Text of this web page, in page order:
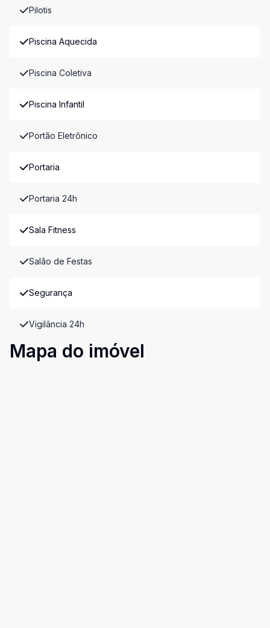
Pilotis
Piscina Aquecida
Piscina Coletiva
Piscina Infantil
Portão Eletrônico
Portaria
Portaria 24h
Sala Fitness
Salão de Festas
Segurança
Vigilância 24h
Mapa do imóvel